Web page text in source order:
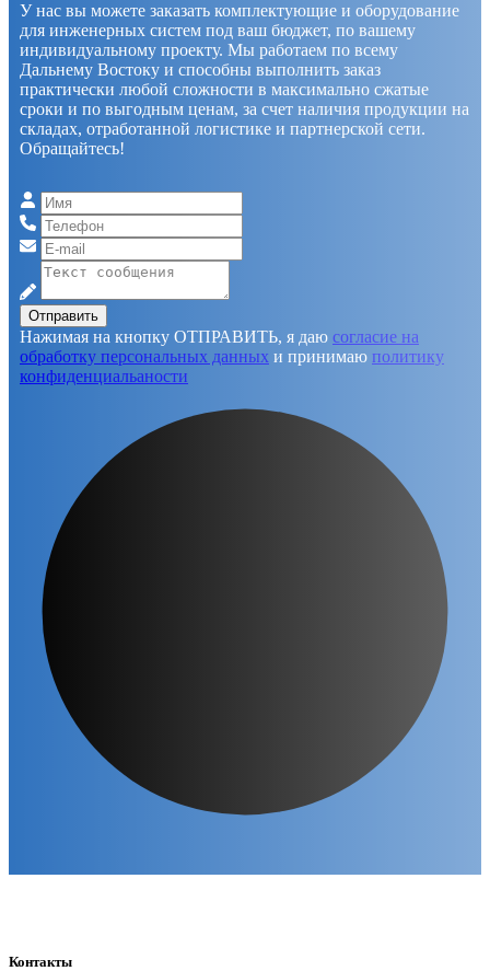
У нас вы можете заказать комплектующие и оборудование
для инженерных систем под ваш бюджет, по вашему
индивидуальному проекту. Мы работаем по всему
Дальнему Востоку и способны выполнить заказ
практически любой сложности в максимально сжатые
сроки и по выгодным ценам, за счет наличия продукции на
складах, отработанной логистике и партнерской сети.
Обращайтесь!
Отправить
Нажимая на кнопку ОТПРАВИТЬ, я даю согласие на
обработку персональных данных и принимаю политику
конфиденциальаности
Контакты